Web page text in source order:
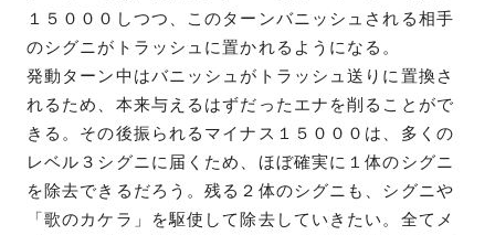
１５０００しつつ、このターンバニッシュされる相手
のシグニがトラッシュに置かれるようになる。
発動ターン中はバニッシュがトラッシュ送りに置換さ
れるため、本来与えるはずだったエナを削ることがで
きる。その後振られるマイナス１５０００は、多くの
レベル３シグニに届くため、ほぼ確実に１体のシグニ
を除去できるだろう。残る２体のシグニも、シグニや
「歌のカケラ」を駆使して除去していきたい。全てメ